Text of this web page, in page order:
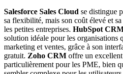
Salesforce Sales Cloud se distingue
sa flexibilité, mais son coût élevé et
les petites entreprises. HubSpot
solution idéale pour les organisations
marketing et ventes, grâce à son
gratuit. Zoho CRM offre un
particulièrement pour les PME, bien